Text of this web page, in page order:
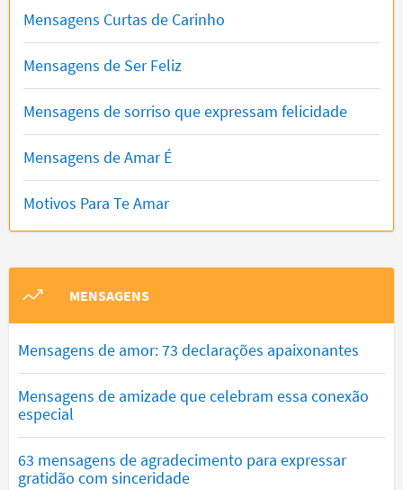
Mensagens Curtas de Carinho
Mensagens de Ser Feliz
Mensagens de sorriso que expressam felicidade
Mensagens de Amar É
Motivos Para Te Amar
MENSAGENS
Mensagens de amor: 73 declarações apaixonantes
Mensagens de amizade que celebram essa conexão
especial
63 mensagens de agradecimento para expressar
gratidão com sinceridade